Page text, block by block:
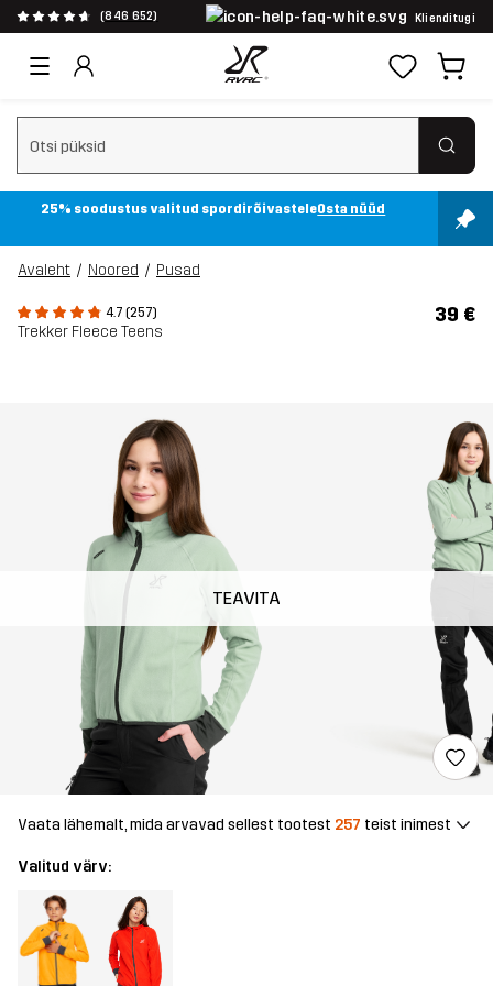
(846 652) Klienditugi
Tühjenda otsing
25% soodustus valitud spordirõivasteleOsta nüüd
Avaleht Noored Pusad
4.7 (257)
Trekker Fleece Teens
39 €
TEAVITA
Vaata lähemalt, mida arvavad sellest tootest 257 teist inimest
Valitud värv: